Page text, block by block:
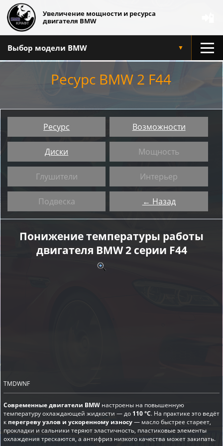
Увеличение мощности и ресурса
двигателя BMW
Выбор модели BMW ▼
Ресурс BMW 2 F44
Ресурс Возможности
Диски Мощность
Глушители Интерьер
Подвеска ← Назад
Понижение температуры работы
двигателя BMW 2 серии F44
TMDWNF
Современные двигатели BMW настроены на повышенную
температуру охлаждающей жидкости — до 110 °C. На практике это ведёт
к перегреву узлов и ускоренному износу— масло быстрее стареет,
прокладки и сальники теряют эластичность, пластиковые элементы
охлаждения трескаются, а антифриз низкого качества может закипать.